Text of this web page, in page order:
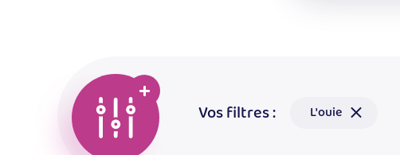
Vos filtres : L'ouie Retirer